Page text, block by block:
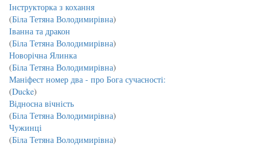
Інструкторка з кохання
(Біла Тетяна Володимирівна)
Іванна та дракон
(Біла Тетяна Володимирівна)
Новорічна Ялинка
(Біла Тетяна Володимирівна)
Маніфест номер два - про Бога сучасності:
(Ducke)
Відносна вічність
(Біла Тетяна Володимирівна)
Чужинці
(Біла Тетяна Володимирівна)